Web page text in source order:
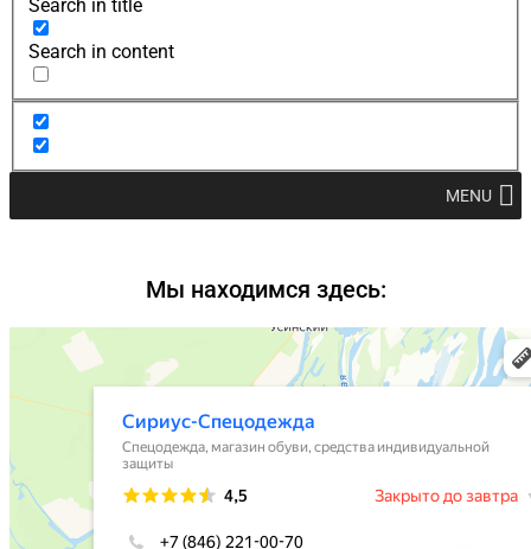
Search in title
Search in content
MENU
Мы находимся здесь: